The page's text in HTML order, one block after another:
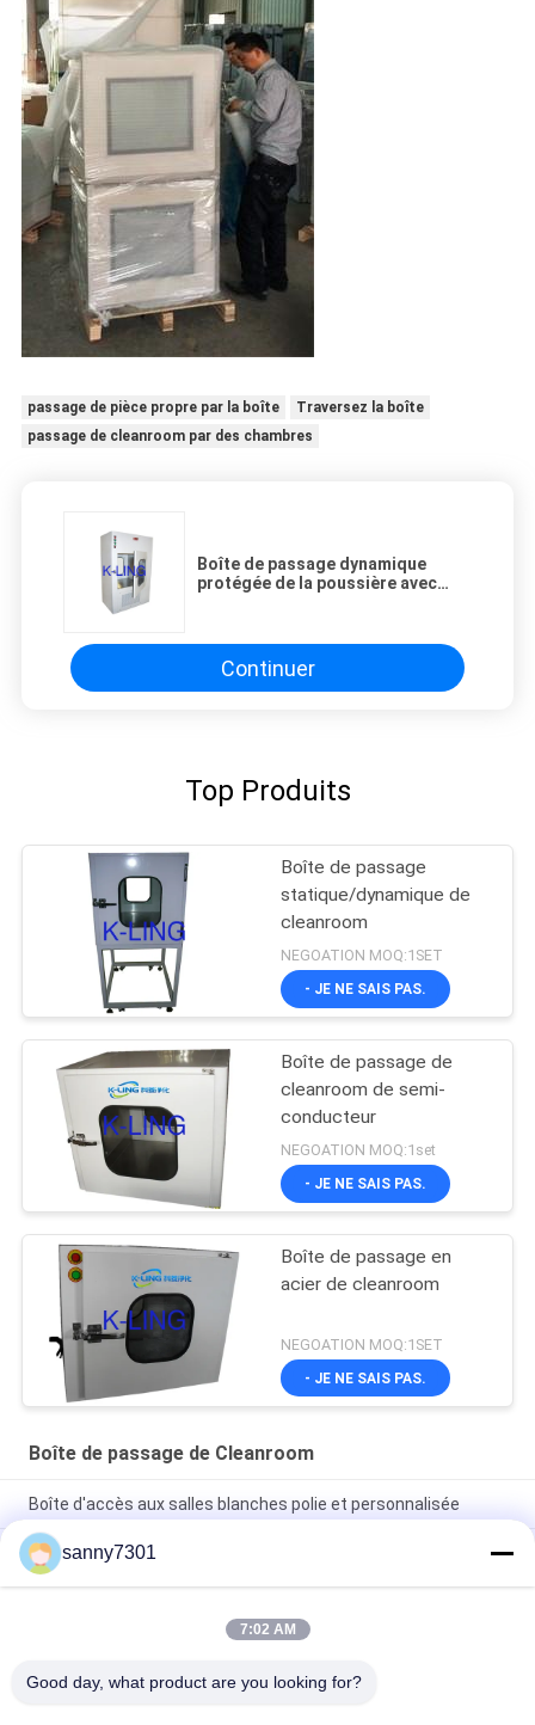
passage de pièce propre par la boîte
Traversez la boîte
passage de cleanroom par des chambres
Boîte de passage dynamique
protégée de la poussière avec
100
Continuer
Top Produits
Boîte de passage
statique/dynamique de
cleanroom
NEGOATION MOQ:1SET
- JE NE SAIS PAS.
Boîte de passage de
cleanroom de semi-
conducteur
NEGOATION MOQ:1set
- JE NE SAIS PAS.
Boîte de passage en
acier de cleanroom
NEGOATION MOQ:1SET
- JE NE SAIS PAS.
Boîte de passage de Cleanroom
Boîte d'accès aux salles blanches polie et personnalisée
Boîte de passage statique de pièce propre de laboratoire avec
le Cabinet 304 d'acier inoxydable de lumière UV
Boîte de passage statique adaptée aux besoins du client
d'acier inoxydable avec la ligne de rouleau de solides solubles
sanny7301
7:02 AM
Good day, what product are you looking for?